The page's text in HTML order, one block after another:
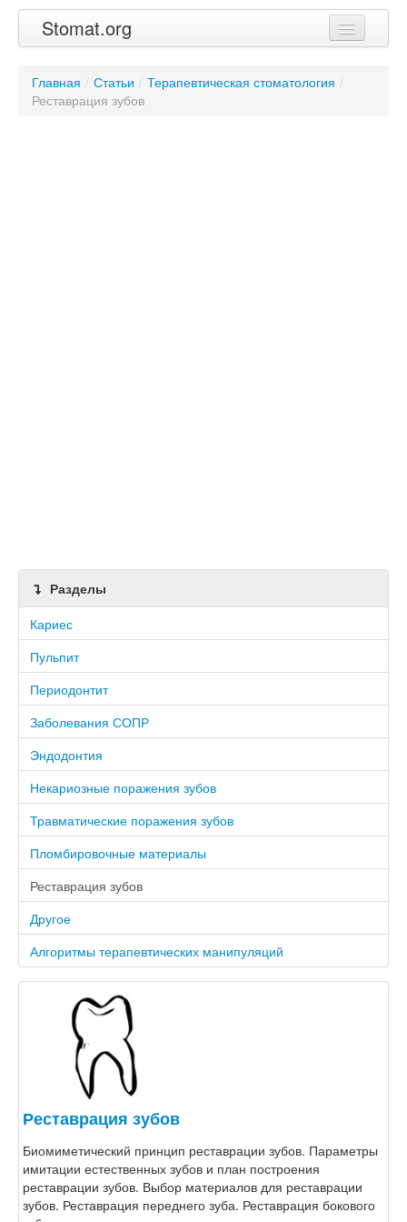
Stomat.org
Статьи
Главная / Статьи / Терапевтическая стоматология /
Реставрация зубов
Разделы
Кариес
Пульпит
Периодонтит
Заболевания СОПР
Эндодонтия
Некариозные поражения зубов
Травматические поражения зубов
Пломбировочные материалы
Реставрация зубов
Другое
Алгоритмы терапевтических манипуляций
Реставрация зубов
Биомиметический принцип реставрации зубов. Параметры
имитации естественных зубов и план построения
реставрации зубов. Выбор материалов для реставрации
зубов. Реставрация переднего зуба. Реставрация бокового